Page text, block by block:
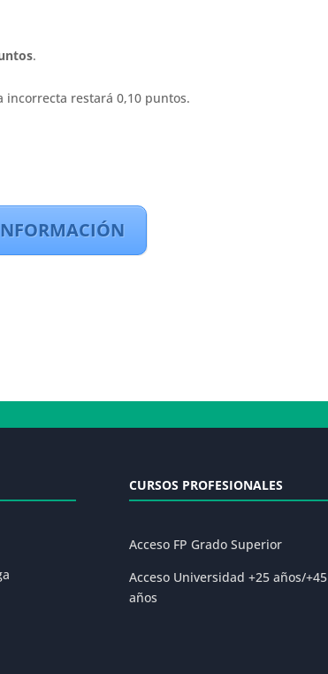
.
incorrecta restará 0,10 puntos.
CURSOS PROFESIONALES
Acceso FP Grado Superior
Acceso Universidad +25 años/+45
años